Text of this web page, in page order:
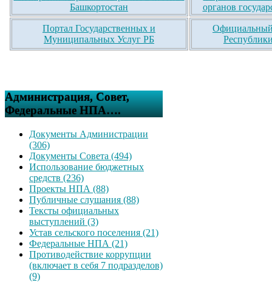
Башкортостан
органов
Портал Государственных и
Муниципальных Услуг РБ
Официальный
Администрация, Совет,
Федеральные НПА….
Документы Администрации
(306)
Документы Совета (494)
Использование бюджетных
средств (236)
Проекты НПА (88)
Публичные слушания (88)
Тексты официальных
выступлений (3)
Устав сельского поселения (21)
Федеральные НПА (21)
Противодействие коррупции
(включает в себя 7 подразделов)
(9)